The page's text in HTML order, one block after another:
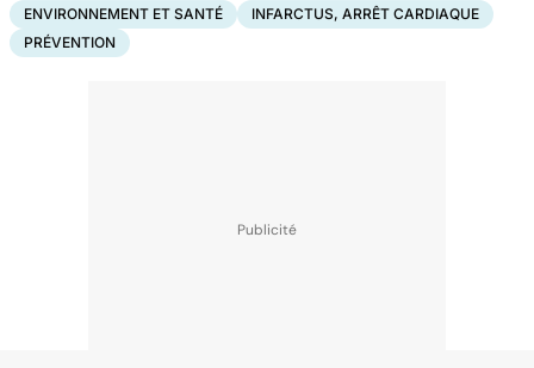
ENVIRONNEMENT ET SANTÉ
INFARCTUS, ARRÊT CARDIAQUE
PRÉVENTION